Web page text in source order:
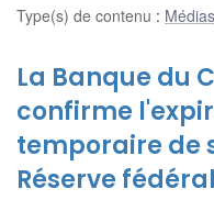
Type(s) de contenu : Médias
La Banque du
confirme
temporaire de
Réserve